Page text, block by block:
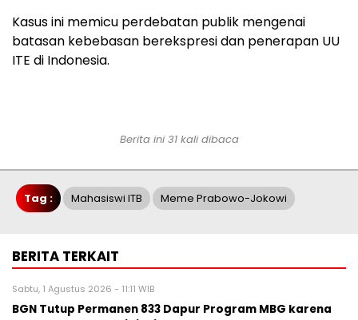
Kasus ini memicu perdebatan publik mengenai
batasan kebebasan berekspresi dan penerapan UU
ITE di Indonesia.
Berita ini 31 kali dibaca
Tag : Mahasiswi ITB Meme Prabowo-Jokowi
BERITA TERKAIT
Sabtu, 1 Agustus 2026 - 11:11 WIB
BGN Tutup Permanen 833 Dapur Program MBG karena